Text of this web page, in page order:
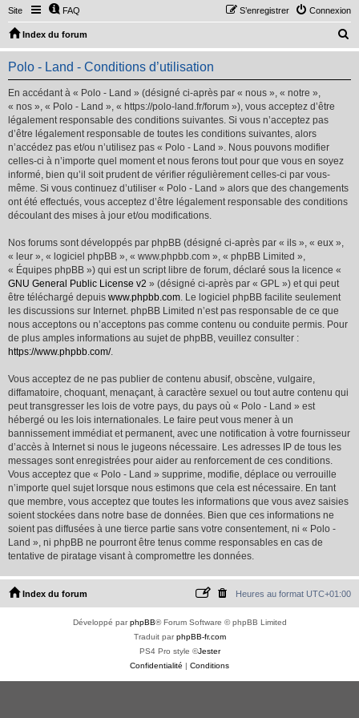
Site FAQ Connexion
S’enregistrer
Index du forum
e
Polo - Land - Conditions d’utilisation
En accédant à « Polo - Land » (désigné ci-après par « nous », « notre »,
« nos », « Polo - Land », « https://polo-land.fr/forum »), vous acceptez d’être
légalement responsable des conditions suivantes. Si vous n’acceptez pas
d’être légalement responsable de toutes les conditions suivantes, alors
n’accédez pas et/ou n’utilisez pas « Polo - Land ». Nous pouvons modifier
celles-ci à n’importe quel moment et nous ferons tout pour que vous en soyez
informé, bien qu’il soit prudent de vérifier régulièrement celles-ci par vous-
même. Si vous continuez d’utiliser « Polo - Land » alors que des changements
ont été effectués, vous acceptez d’être légalement responsable des conditions
découlant des mises à jour et/ou modifications.
Nos forums sont développés par phpBB (désigné ci-après par « ils », « eux »,
« leur », « logiciel phpBB », « www.phpbb.com », « phpBB Limited »,
« Équipes phpBB ») qui est un script libre de forum, déclaré sous la licence «
GNU General Public License v2 » (désigné ci-après par « GPL ») et qui peut
être téléchargé depuis www.phpbb.com. Le logiciel phpBB facilite seulement
les discussions sur Internet. phpBB Limited n’est pas responsable de ce que
nous acceptons ou n’acceptons pas comme contenu ou conduite permis. Pour
de plus amples informations au sujet de phpBB, veuillez consulter :
https://www.phpbb.com/.
Vous acceptez de ne pas publier de contenu abusif, obscène, vulgaire,
diffamatoire, choquant, menaçant, à caractère sexuel ou tout autre contenu qui
peut transgresser les lois de votre pays, du pays où « Polo - Land » est
hébergé ou les lois internationales. Le faire peut vous mener à un
bannissement immédiat et permanent, avec une notification à votre fournisseur
d’accès à Internet si nous le jugeons nécessaire. Les adresses IP de tous les
messages sont enregistrées pour aider au renforcement de ces conditions.
Vous acceptez que « Polo - Land » supprime, modifie, déplace ou verrouille
n’importe quel sujet lorsque nous estimons que cela est nécessaire. En tant
que membre, vous acceptez que toutes les informations que vous avez saisies
soient stockées dans notre base de données. Bien que ces informations ne
soient pas diffusées à une tierce partie sans votre consentement, ni « Polo -
Land », ni phpBB ne pourront être tenus comme responsables en cas de
tentative de piratage visant à compromettre les données.
Index du forum Heures au format UTC+01:00
Développé parphpBB® Forum Software © phpBB Limited
Traduit parphpBB-fr.com
PS4 Pro style ©Jester
Confidentialité | Conditions